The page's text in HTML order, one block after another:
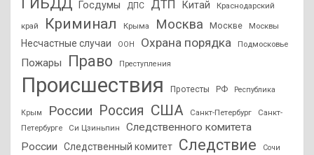
Госдумы ДПС ДТП Китай Краснодарский
край Криминал Крыма Москва Москве Москвы
Несчастные случаи ООН Охрана порядка Подмосковье
Пожары Право Преступления
Происшествия Протесты РФ Республика
Крым России Россия США Санкт-Петербург
Санкт-
Петербурге
Си Цзиньпин
Следственного комитета
России
Следственный комитет Следствие Сочи